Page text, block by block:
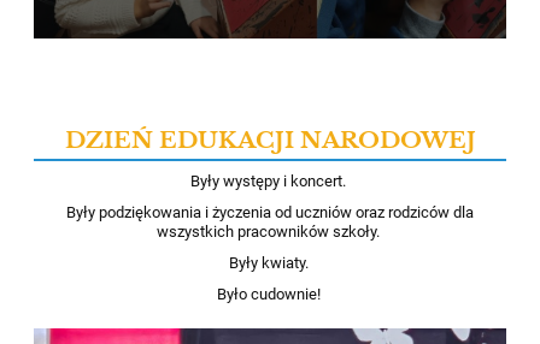
DZIEŃ EDUKACJI NARODOWEJ
Były występy i koncert.
Były podziękowania i życzenia od uczniów oraz rodziców dla
wszystkich pracowników szkoły.
Były kwiaty.
Było cudownie!